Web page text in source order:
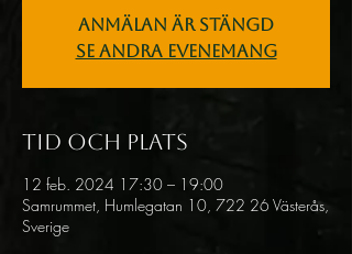
Anmälan är stängd
Se andra evenemang
Tid och plats
12 feb. 2024 17:30 – 19:00
Samrummet, Humlegatan 10, 722 26 Västerås,
Sverige